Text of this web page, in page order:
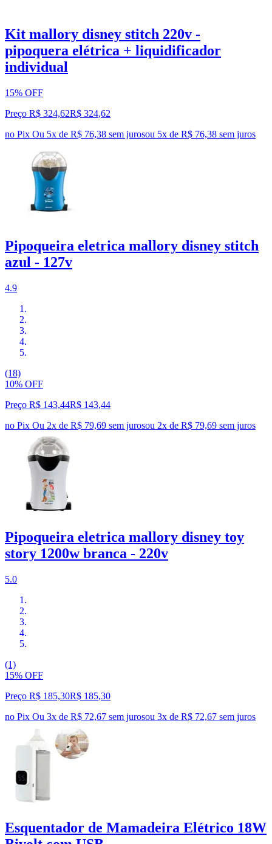
Kit mallory disney stitch 220v -
pipoquera elétrica + liquidificador
individual
15% OFF
Preço R$ 324,62R$ 324,62
no Pix Ou 5x de R$ 76,38 sem jurosou 5x de R$ 76,38 sem juros
Pipoqueira eletrica mallory disney stitch
azul - 127v
4.9
(18)
10% OFF
Preço R$ 143,44R$ 143,44
no Pix Ou 2x de R$ 79,69 sem jurosou 2x de R$ 79,69 sem juros
Pipoqueira eletrica mallory disney toy
story 1200w branca - 220v
5.0
(1)
15% OFF
Preço R$ 185,30R$ 185,30
no Pix Ou 3x de R$ 72,67 sem jurosou 3x de R$ 72,67 sem juros
Esquentador de Mamadeira Elétrico 18W